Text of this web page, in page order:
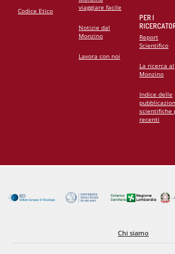
Codice Etico
viaggiare facile
Notizie dal
Monzino
Lavora con noi
PER I
Report
Scientifico
La ricerca al
Monzino
Indice delle
scientifiche
recenti
Chi siamo